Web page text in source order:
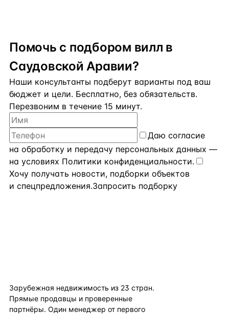
Помочь с подбором вилл в
Саудовской Аравии?
Наши консультанты подберут варианты под ваш
бюджет и цели. Бесплатно, без обязательств.
Перезвоним в течение 15 минут.
Даю согласие
на обработку и передачу персональных данных —
на условиях Политики конфиденциальности.
Хочу получать новости, подборки объектов
и спецпредложения.Запросить подборку
Зарубежная недвижимость из 23 стран.
Прямые продавцы и проверенные
партнёры. Один менеджер от первого